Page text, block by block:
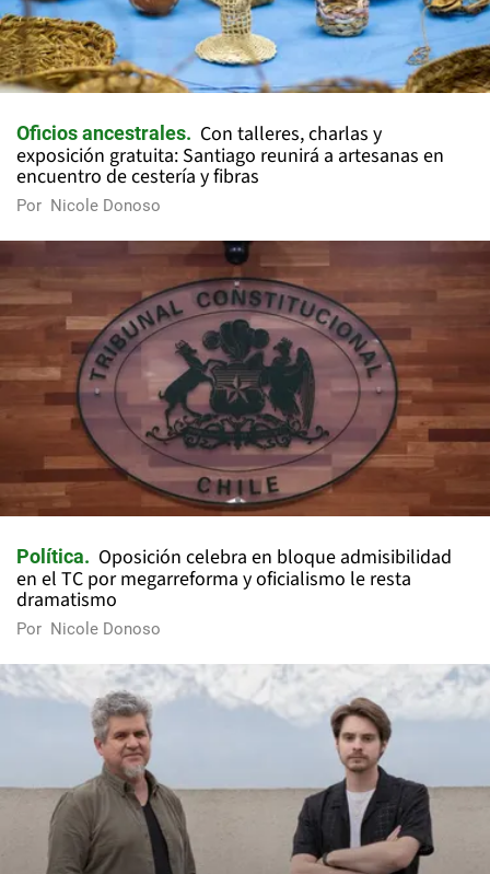
Oficios ancestrales
Con talleres, charlas y
exposición gratuita: Santiago reunirá a artesanas en
encuentro de cestería y fibras
Por Nicole Donoso
Política
Oposición celebra en bloque admisibilidad
en el TC por megarreforma y oficialismo le resta
dramatismo
Por Nicole Donoso